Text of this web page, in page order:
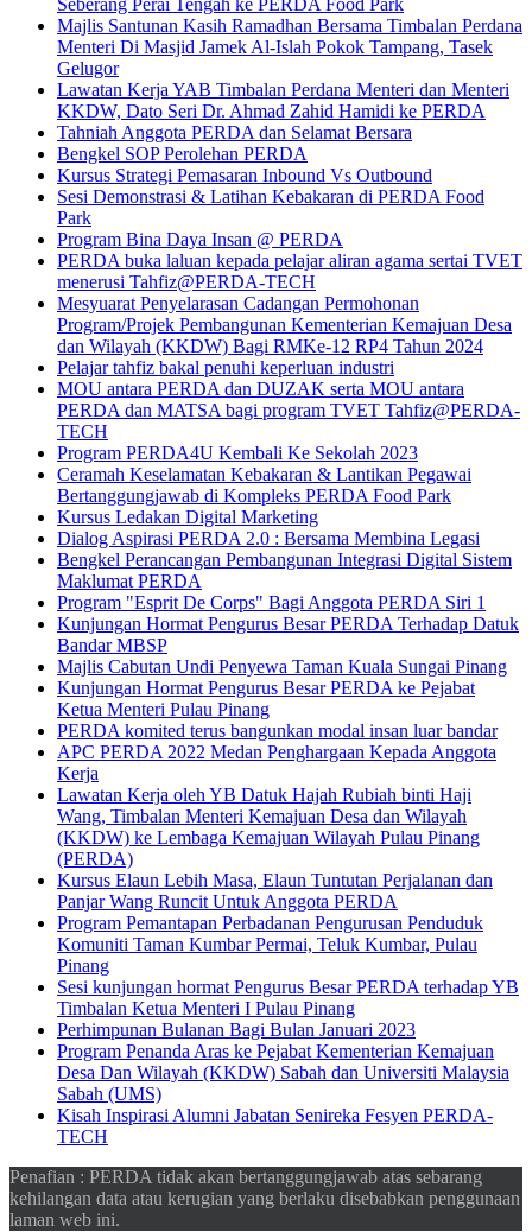
Seberang Perai Tengah ke PERDA Food Park
Majlis Santunan Kasih Ramadhan Bersama Timbalan Perdana
Menteri Di Masjid Jamek Al-Islah Pokok Tampang, Tasek
Gelugor
Lawatan Kerja YAB Timbalan Perdana Menteri dan Menteri
KKDW, Dato Seri Dr. Ahmad Zahid Hamidi ke PERDA
Tahniah Anggota PERDA dan Selamat Bersara
Bengkel SOP Perolehan PERDA
Kursus Strategi Pemasaran Inbound Vs Outbound
Sesi Demonstrasi & Latihan Kebakaran di PERDA Food
Park
Program Bina Daya Insan @ PERDA
PERDA buka laluan kepada pelajar aliran agama sertai TVET
menerusi Tahfiz@PERDA-TECH
Mesyuarat Penyelarasan Cadangan Permohonan
Program/Projek Pembangunan Kementerian Kemajuan Desa
dan Wilayah (KKDW) Bagi RMKe-12 RP4 Tahun 2024
Pelajar tahfiz bakal penuhi keperluan industri
MOU antara PERDA dan DUZAK serta MOU antara
PERDA dan MATSA bagi program TVET Tahfiz@PERDA-
TECH
Program PERDA4U Kembali Ke Sekolah 2023
Ceramah Keselamatan Kebakaran & Lantikan Pegawai
Bertanggungjawab di Kompleks PERDA Food Park
Kursus Ledakan Digital Marketing
Dialog Aspirasi PERDA 2.0 : Bersama Membina Legasi
Bengkel Perancangan Pembangunan Integrasi Digital Sistem
Maklumat PERDA
Program "Esprit De Corps" Bagi Anggota PERDA Siri 1
Kunjungan Hormat Pengurus Besar PERDA Terhadap Datuk
Bandar MBSP
Majlis Cabutan Undi Penyewa Taman Kuala Sungai Pinang
Kunjungan Hormat Pengurus Besar PERDA ke Pejabat
Ketua Menteri Pulau Pinang
PERDA komited terus bangunkan modal insan luar bandar
APC PERDA 2022 Medan Penghargaan Kepada Anggota
Kerja
Lawatan Kerja oleh YB Datuk Hajah Rubiah binti Haji
Wang, Timbalan Menteri Kemajuan Desa dan Wilayah
(KKDW) ke Lembaga Kemajuan Wilayah Pulau Pinang
(PERDA)
Kursus Elaun Lebih Masa, Elaun Tuntutan Perjalanan dan
Panjar Wang Runcit Untuk Anggota PERDA
Program Pemantapan Perbadanan Pengurusan Penduduk
Komuniti Taman Kumbar Permai, Teluk Kumbar, Pulau
Pinang
Sesi kunjungan hormat Pengurus Besar PERDA terhadap YB
Timbalan Ketua Menteri I Pulau Pinang
Perhimpunan Bulanan Bagi Bulan Januari 2023
Program Penanda Aras ke Pejabat Kementerian Kemajuan
Desa Dan Wilayah (KKDW) Sabah dan Universiti Malaysia
Sabah (UMS)
Kisah Inspirasi Alumni Jabatan Senireka Fesyen PERDA-
TECH
Penafian : PERDA tidak akan bertanggungjawab atas sebarang
kehilangan data atau kerugian yang berlaku disebabkan penggunaan
laman web ini.